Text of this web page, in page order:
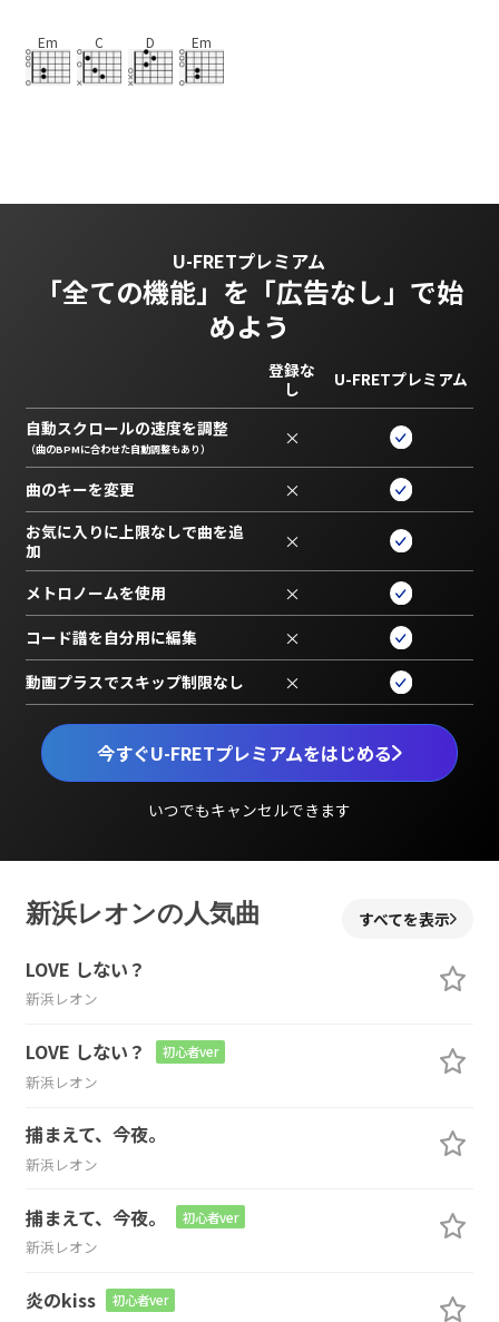
Em C D Em
U-FRETプレミアム
「全ての機能」を 「広告なし」で始
めよう
今すぐU-FRETプレミアムをはじめる
いつでもキャンセルできます
登録な
し
U-FRETプレミアム
自動スクロールの速度を調整
（曲のBPMに合わせた自動調整もあり） ×
曲のキーを変更 ×
お気に入りに上限なしで曲を追
加
×
メトロノームを使用 ×
コード譜を自分用に編集 ×
動画プラスでスキップ制限なし ×
新浜レオンの人気曲 すべてを表示
LOVE しない？
新浜レオン
LOVE しない？ 初心者ver
新浜レオン
捕まえて、今夜。
新浜レオン
捕まえて、今夜。 初心者ver
新浜レオン
炎のkiss 初心者ver